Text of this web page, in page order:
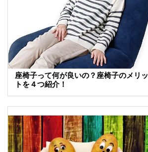
座椅子って何が良いの？座椅子のメリッ
トを４つ紹介！